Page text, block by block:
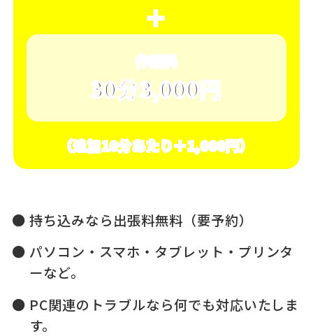
＋
作業料
30分3,000円
（追加10分あたり＋1,000円）
持ち込みなら出張料無料（要予約）
パソコン・スマホ・タブレット・プリンタ
ーなど。
PC関連のトラブルなら何でも対応いたしま
す。